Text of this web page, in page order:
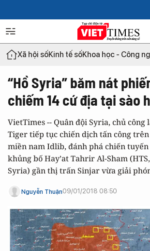
Xã hội sốKinh tế sốKhoa học - Công
“Hồ Syria” băm nát
chiếm 14 cứ địa tại sào
VietTimes -- Quân đội Syria, chủ công
Tiger tiếp tục chiến dịch tấn công
miền nam Idlib, đánh phá chiến
khủng bố Hay’at Tahrir Al-Sham
Syria) gần thị trấn Sinjar vừa giải
Nguyễn Thuận09/01/2018 08:50